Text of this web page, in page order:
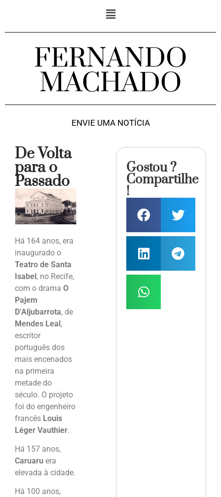
FERNANDO
MACHADO
ENVIE UMA NOTÍCIA
De Volta
para o
Passado
Há 164 anos, era
inaugurado o
Teatro de Santa
Isabel, no Recife,
com o drama O
Pajem
D’Aljubarrota, de
Mendes Leal,
escritor
português dos
mais encenados
na primeira
metade do
século. O projeto
foi do engenheiro
francês Louis
Léger Vauthier.
Há 157 anos,
Caruaru era
elevada à cidade.
Há 100 anos,
Gostou ?
Compartilhe
!